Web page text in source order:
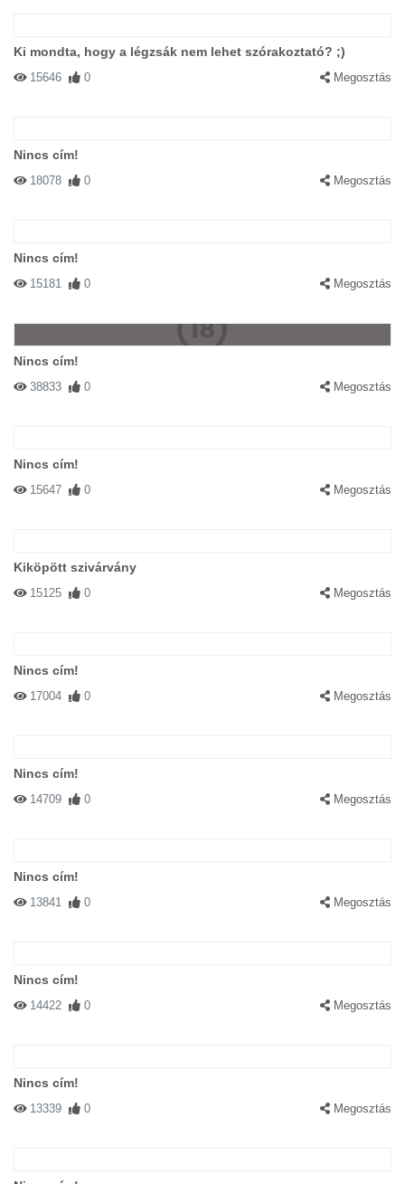
Ki mondta, hogy a légzsák nem lehet szórakoztató? ;)
15646 0 Megosztás
Nincs cím!
18078 0 Megosztás
Nincs cím!
15181 0 Megosztás
Nincs cím!
38833 0 Megosztás
Nincs cím!
15647 0 Megosztás
Kiköpött szivárvány
15125 0 Megosztás
Nincs cím!
17004 0 Megosztás
Nincs cím!
14709 0 Megosztás
Nincs cím!
13841 0 Megosztás
Nincs cím!
14422 0 Megosztás
Nincs cím!
13339 0 Megosztás